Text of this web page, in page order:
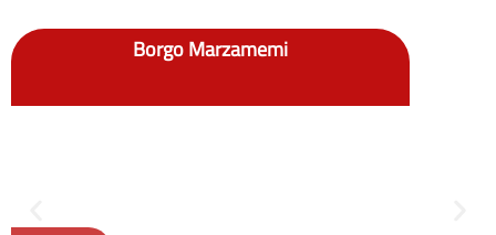
Borgo Marzamemi